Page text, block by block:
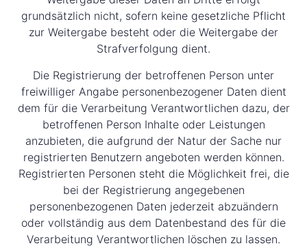
grundsätzlich nicht, sofern keine gesetzliche Pflicht
zur Weitergabe besteht oder die Weitergabe der
Strafverfolgung dient.
Die Registrierung der betroffenen Person unter
freiwilliger Angabe personenbezogener Daten dient
dem für die Verarbeitung Verantwortlichen dazu, der
betroffenen Person Inhalte oder Leistungen
anzubieten, die aufgrund der Natur der Sache nur
registrierten Benutzern angeboten werden können.
Registrierten Personen steht die Möglichkeit frei, die
bei der Registrierung angegebenen
personenbezogenen Daten jederzeit abzuändern
oder vollständig aus dem Datenbestand des für die
Verarbeitung Verantwortlichen löschen zu lassen.